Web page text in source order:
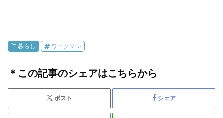
暮らし ワークマン
＊この記事のシェアはこちらから
ポスト シェア